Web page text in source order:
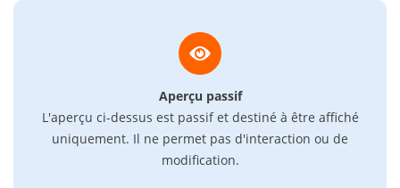
Aperçu passif
L'aperçu ci-dessus est passif et destiné à être affiché
uniquement. Il ne permet pas d'interaction ou de
modification.